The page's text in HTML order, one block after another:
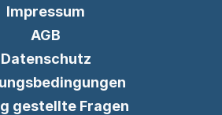
Impressum
AGB
Datenschutz
gestellte Fragen